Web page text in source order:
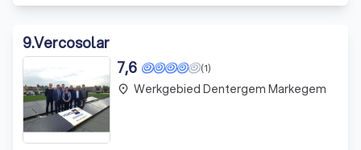
9.Vercosolar
(1)
7,6
place Werkgebied Dentergem Markegem